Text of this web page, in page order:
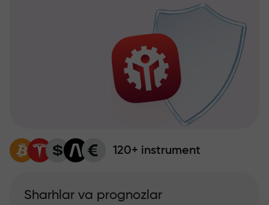
120+ instrument
Sharhlar va prognozlar